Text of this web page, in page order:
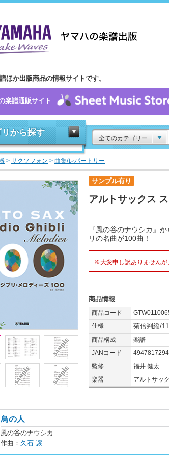
ほか出版商品の情報サイトです。
楽譜通販サイト
から探す
全てのカテゴリー
> サクソフォン > 曲集/レパートリー
サンプル有り
アルトサックス
『風の谷のナウシカ』
リの名曲が100曲！
※大変申し訳ありませんが
商品情報
商品コード
仕様
菊倍判縦/
商品構成
楽譜
JANコード
監修
福井 健太
楽器
アルトサッ
鳥の人
風の谷のナウシカ
作曲： 久石 譲